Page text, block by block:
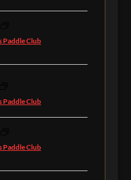
Paddle Club
Paddle Club
Paddle Club